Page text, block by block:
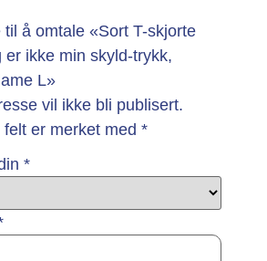
å omtale «Sort T-skjorte
er ikke min skyld-trykk,
L»
vil ikke bli publisert.
er merket med *
*